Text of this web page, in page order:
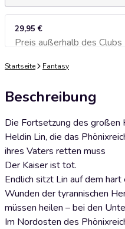
29,95 €
Preis außerhalb des Clubs
Zum
Startseite Fantasy
Beschreibung
Die Fortsetzung des großen
Heldin Lin, die das
ihres Vaters retten muss
Der Kaiser ist tot.
Endlich sitzt Lin auf dem
Wunden der tyrannischen
müssen heilen – bei den
Im Nordosten des